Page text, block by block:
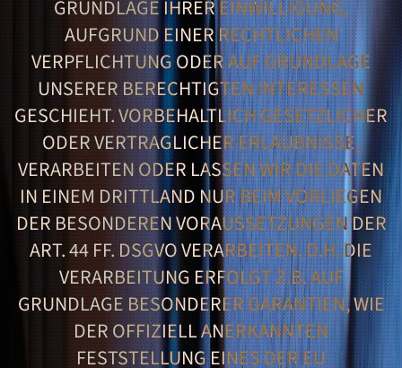
RUNDLAGE IHRER EINWILLIGUNG, A
UFGRUND EINER RECHTLICHEN V
ERPFLICHTUNG ODER AUF GRUNDLAGE U
NSERER BERECHTIGTEN INTERESSEN G
ESCHIEHT. VORBEHALTLICH GESETZLICHER O
DER VERTRAGLICHER ERLAUBNISSE, V
ERARBEITEN ODER LASSEN WIR DIE DATEN I
N EINEM DRITTLAND NUR BEIM VORLIEGEN D
ER BESONDEREN VORAUSSETZUNGEN DER A
RT. 44 FF. DSGVO VERARBEITEN. D.H. DIE V
ERARBEITUNG ERFOLGT Z.B. AUF G
RUNDLAGE BESONDERER GARANTIEN, WIE D
ER OFFIZIELL ANERKANNTEN F
ESTSTELLUNG EINES DER EU E